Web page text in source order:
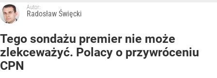
Autor:
Radosław Święcki
Tego sondażu premier nie może
zlekceważyć. Polacy o przywróceniu
CPN